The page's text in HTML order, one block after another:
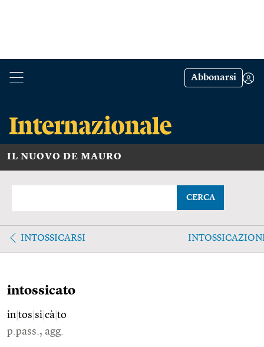
Abbonarsi
IL NUOVO DE MAURO
CERCA
INTOSSICARSI
intossicato
in tos si cà to
p.pass., agg.